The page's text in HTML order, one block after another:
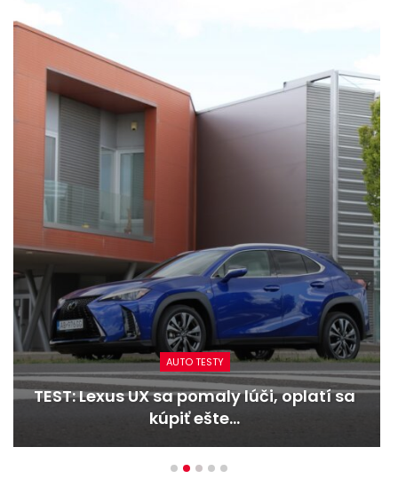
AUTO TESTY
TEST: Dacia Duster hybrid-G 150 4×4 –
Trojitý útok